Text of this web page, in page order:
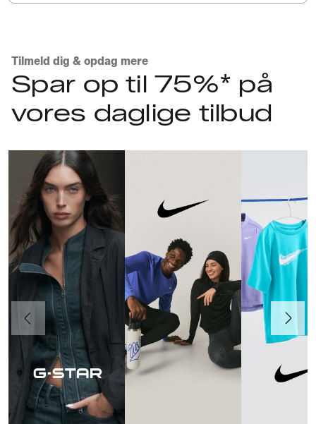
Tilmeld dig & opdag mere
Spar op til 75%* på
vores daglige tilbud
Forrige Næste